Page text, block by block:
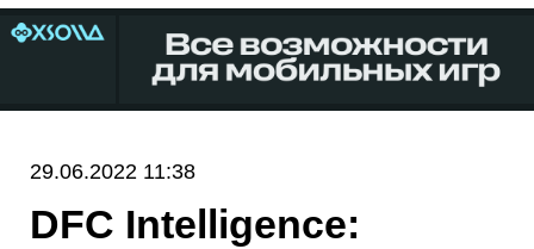
29.06.2022 11:38
DFC Intelligence: